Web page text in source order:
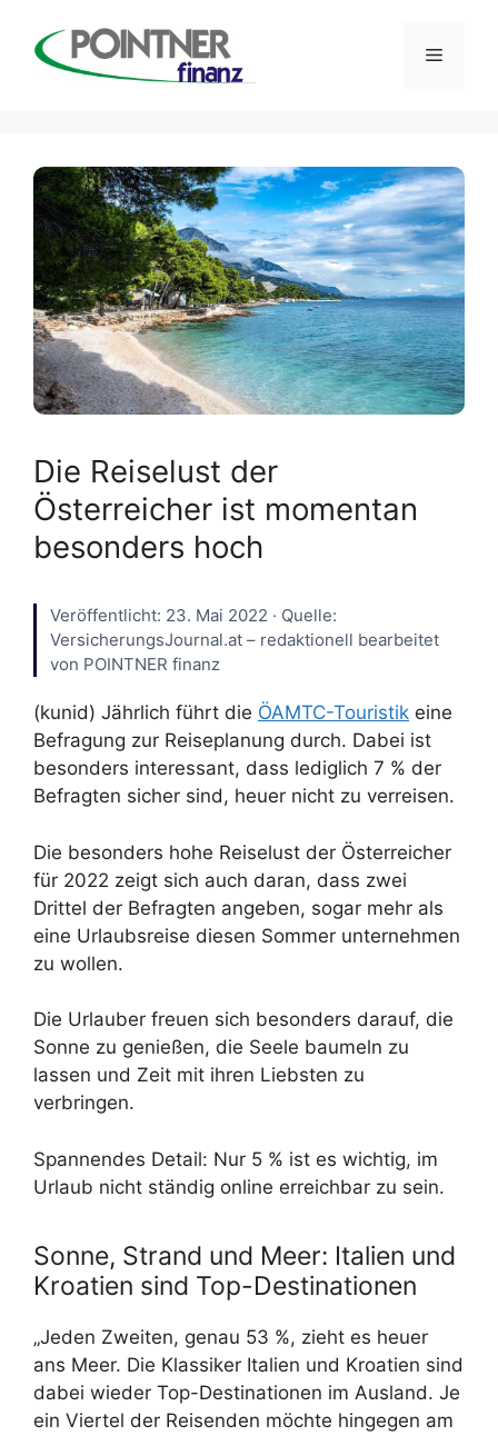
Inhalt
springen
Menü
Die Reiselust der
Österreicher ist momentan
besonders hoch
Veröffentlicht: 23. Mai 2022 · Quelle:
VersicherungsJournal.at – redaktionell bearbeitet
von POINTNER finanz
(kunid) Jährlich führt die ÖAMTC-Touristik eine
Befragung zur Reiseplanung durch. Dabei ist
besonders interessant, dass lediglich 7 % der
Befragten sicher sind, heuer nicht zu verreisen.
Die besonders hohe Reiselust der Österreicher
für 2022 zeigt sich auch daran, dass zwei
Drittel der Befragten angeben, sogar mehr als
eine Urlaubsreise diesen Sommer unternehmen
zu wollen.
Die Urlauber freuen sich besonders darauf, die
Sonne zu genießen, die Seele baumeln zu
lassen und Zeit mit ihren Liebsten zu
verbringen.
Spannendes Detail: Nur 5 % ist es wichtig, im
Urlaub nicht ständig online erreichbar zu sein.
Sonne, Strand und Meer: Italien und
Kroatien sind Top-Destinationen
„Jeden Zweiten, genau 53 %, zieht es heuer
ans Meer. Die Klassiker Italien und Kroatien sind
dabei wieder Top-Destinationen im Ausland. Je
ein Viertel der Reisenden möchte hingegen am